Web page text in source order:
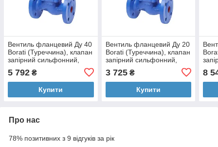
Вентиль фланцевий Ду 40
Borati (Туреччина), клапан
запірний сильфонний,
5 792 ₴
Купити
Вентиль фланцевий Ду 20
Borati (Туреччина), клапан
запірний сильфонний,
3 725₴
Купити
8
Про нас
78% позитивних з 9 відгуків за рік